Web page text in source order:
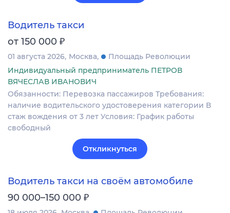
Водитель такси
от 150 000 ₽
01 августа 2026 Москва
Площадь Революции
Индивидуальный предприниматель ПЕТРОВ
ВЯЧЕСЛАВ ИВАНОВИЧ
Обязанности: Перевозка пассажиров Требования:
наличие водительского удостоверения категории В
стаж вождения от 3 лет Условия: График работы
свободный
Откликнуться
Водитель такси на своём автомобиле
90 000–150 000 ₽